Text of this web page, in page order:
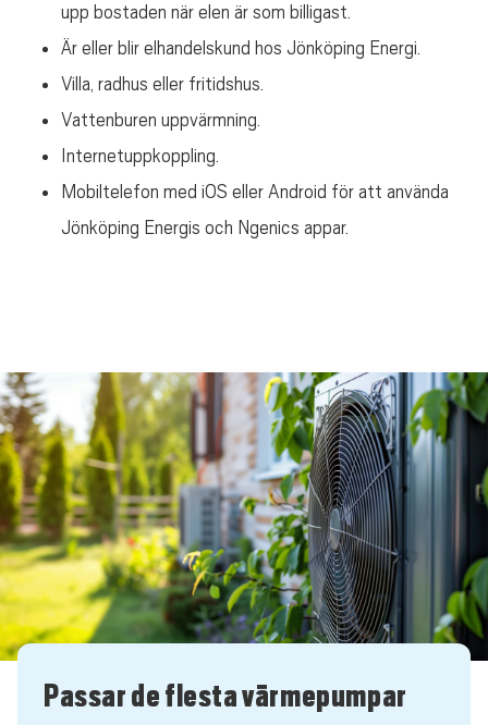
upp bostaden när elen är som billigast.
Är eller blir elhandelskund hos Jönköping Energi.
Villa, radhus eller fritidshus.
Vattenburen uppvärmning.
Internetuppkoppling.
Mobiltelefon med iOS eller Android för att använda
Jönköping Energis och Ngenics appar.
Passar de flesta värmepumpar